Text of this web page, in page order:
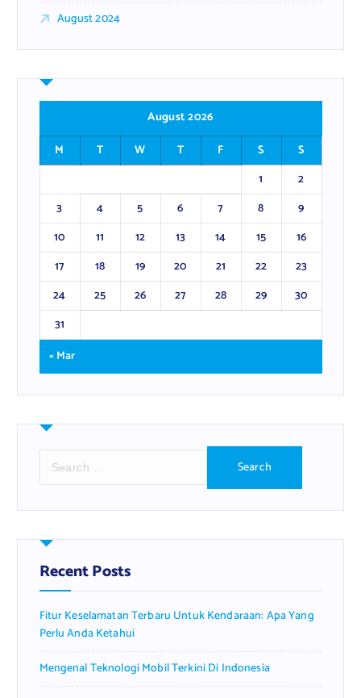
August 2024
August 2026
M
T W T F S
S
1
2
3
4 5 6 7 8
9
10
11 12 13 14 15
16
17
18 19 20 21 22
23
24
25 26 27 28 29
30
31
« Mar
r
h
f
o
:
Recent Posts
Fitur Keselamatan Terbaru Untuk Kendaraan: Apa Yang
Perlu Anda Ketahui
Mengenal Teknologi Mobil Terkini Di Indonesia